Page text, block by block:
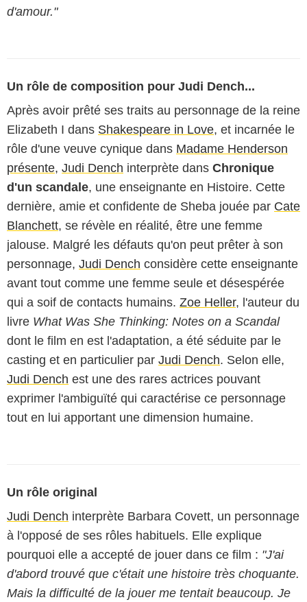
d'amour."
Un rôle de composition pour Judi Dench...
Après avoir prêté ses traits au personnage de la reine
Elizabeth I dans Shakespeare in Love, et incarnée le
rôle d'une veuve cynique dans Madame Henderson
présente, Judi Dench interprète dans Chronique
d'un scandale, une enseignante en Histoire. Cette
dernière, amie et confidente de Sheba jouée par Cate
Blanchett, se révèle en réalité, être une femme
jalouse. Malgré les défauts qu'on peut prêter à son
personnage, Judi Dench considère cette enseignante
avant tout comme une femme seule et désespérée
qui a soif de contacts humains. Zoe Heller, l'auteur du
livre What Was She Thinking: Notes on a Scandal
dont le film en est l'adaptation, a été séduite par le
casting et en particulier par Judi Dench. Selon elle,
Judi Dench est une des rares actrices pouvant
exprimer l'ambiguïté qui caractérise ce personnage
tout en lui apportant une dimension humaine.
Un rôle original
Judi Dench interprète Barbara Covett, un personnage
à l'opposé de ses rôles habituels. Elle explique
pourquoi elle a accepté de jouer dans ce film : "J'ai
d'abord trouvé que c'était une histoire très choquante.
Mais la difficulté de la jouer me tentait beaucoup. Je